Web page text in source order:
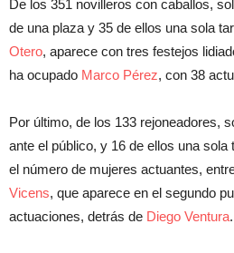
De los 351 novilleros con caballos,
de una plaza y 35 de ellos una sola
Otero, aparece con tres festejos
ha ocupado Marco Pérez, con 38
Por último, de los 133 rejoneadores,
ante el público, y 16 de ellos una
el número de mujeres actuantes,
Vicens, que aparece en el segundo
actuaciones, detrás de Diego Ventura.